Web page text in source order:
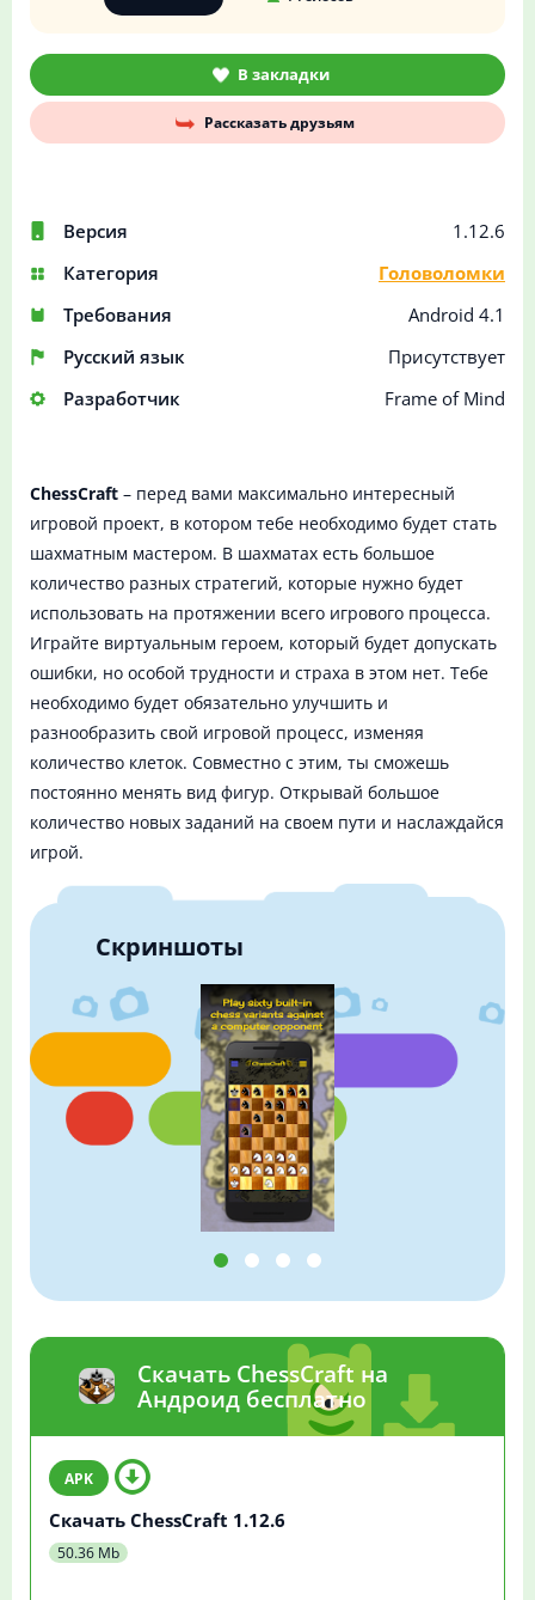
Версия
1.12.6
Категория
Головоломки
Требования
Android 4.1
Русский язык
Присутствует
Разработчик
Frame of Mind
В закладки
Рассказать друзьям
ChessCraft – перед вами максимально интересный
игровой проект, в котором тебе необходимо будет стать
шахматным мастером. В шахматах есть большое
количество разных стратегий, которые нужно будет
использовать на протяжении всего игрового процесса.
Играйте виртуальным героем, который будет допускать
ошибки, но особой трудности и страха в этом нет. Тебе
необходимо будет обязательно улучшить и
разнообразить свой игровой процесс, изменяя
количество клеток. Совместно с этим, ты сможешь
постоянно менять вид фигур. Открывай большое
количество новых заданий на своем пути и наслаждайся
игрой.
Скриншоты
Скачать ChessCraft на
Андроид бесплатно
Скачать ChessCraft 1.12.6
50.36 Mb